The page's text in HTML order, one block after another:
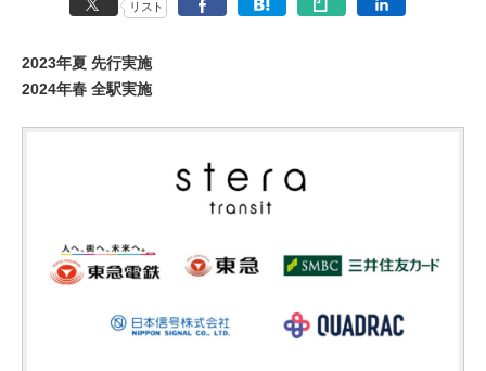
リスト
2023年夏 先行実施
2024年春 全駅実施